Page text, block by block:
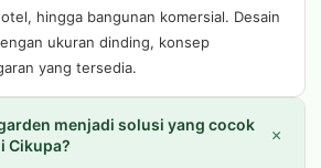
hingga bangunan komersial. Desain
ukuran dinding, konsep
yang tersedia.
menjadi solusi yang cocok
Cikupa?
+